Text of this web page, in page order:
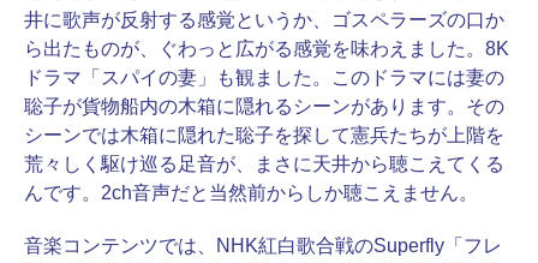
井に歌声が反射する感覚というか、ゴスペラーズの口か
ら出たものが、ぐわっと広がる感覚を味わえました。8K
ドラマ「スパイの妻」も観ました。このドラマには妻の
聡子が貨物船内の木箱に隠れるシーンがあります。その
シーンでは木箱に隠れた聡子を探して憲兵たちが上階を
荒々しく駆け巡る足音が、まさに天井から聴こえてくる
んです。2ch音声だと当然前からしか聴こえません。
音楽コンテンツでは、NHK紅白歌合戦のSuperfly「フレ